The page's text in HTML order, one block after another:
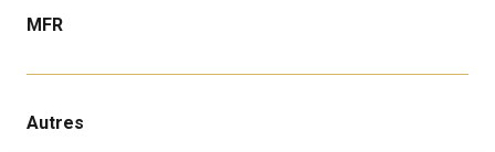
MFR
Autres